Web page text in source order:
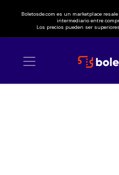
Boletosde.com es un marketplace
intermediario entre
Los precios pueden ser